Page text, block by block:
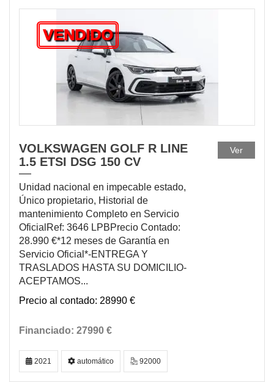
VENDIDO
VOLKSWAGEN GOLF R LINE
1.5 ETSI DSG 150 CV
Unidad nacional en impecable estado,
Único propietario, Historial de
mantenimiento Completo en Servicio
OficialRef: 3646 LPBPrecio Contado:
28.990 €*12 meses de Garantía en
Servicio Oficial*-ENTREGA Y
TRASLADOS HASTA SU DOMICILIO-
ACEPTAMOS...
28990 €
27990 €
Ver
2021 automático 92000